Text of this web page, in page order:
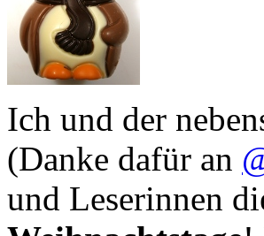
Ich und der
(Danke dafür an
und Leserinnen